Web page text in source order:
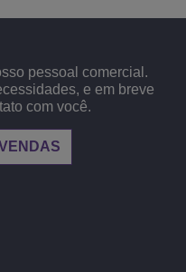
pessoal comercial.
e em breve
com você.